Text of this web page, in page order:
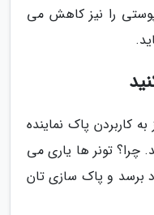
پوستی را نیز کاهش می
کاربردن پاک نماینده
چرا؟ تونر ها یاری می
برسد و پاک سازی تان